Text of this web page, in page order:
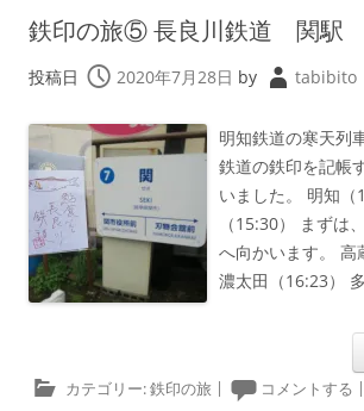
鉄印の旅⑤ 長良川鉄道 関駅
投稿日 2020年7月28日 by tabibito
明知鉄道の寒天列
鉄道の鉄印を記帳
いました。 明知
（15:30） まずは
へ向かいます。
濃太田（16:23）
カテゴリー:鉄印の旅 | コメントする |